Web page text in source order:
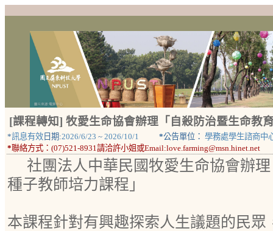
[課程轉知] 牧愛生命協會辦理「自殺防治暨生命教
*訊息有效 日期:2026/6/23 ~ 2026/10/1 *公告單位： 學務處學生諮商中
*聯絡方式： (07)521-8931請洽許小姐或Email:love.farming@msn.hinet.net
社團法人中華民國牧愛生命協會辦
種子教師培力課程」
本課程針對有興趣探索人生議題的民